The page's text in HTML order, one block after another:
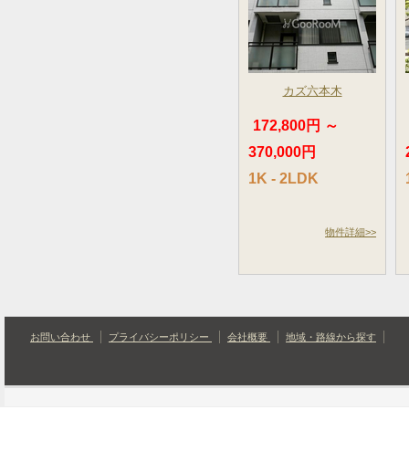
カズ六本木
172,800円 ～
370,000円
1K - 2LDK
物件詳細>>
お問い合わせ プライバシーポリシー 会社概要 地域・路線から探す